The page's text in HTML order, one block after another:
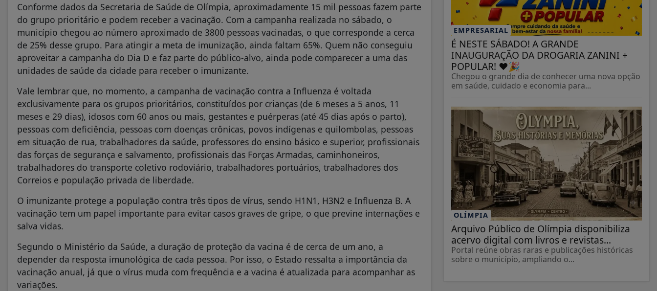
Conforme dados da Secretaria de Saúde de Olímpia, aproximadamente 15 mil pessoas fazem parte
do grupo prioritário e podem receber a vacinação. Com a campanha realizada no sábado, o
município chegou ao número aproximado de 3800 pessoas vacinadas, o que corresponde a cerca
de 25% desse grupo. Para atingir a meta de imunização, ainda faltam 65%. Quem não conseguiu
aproveitar a campanha do Dia D e faz parte do público-alvo, ainda pode comparecer a uma das
unidades de saúde da cidade para receber o imunizante.
Vale lembrar que, no momento, a campanha de vacinação contra a Influenza é voltada
exclusivamente para os grupos prioritários, constituídos por crianças (de 6 meses a 5 anos, 11
meses e 29 dias), idosos com 60 anos ou mais, gestantes e puérperas (até 45 dias após o parto),
pessoas com deficiência, pessoas com doenças crônicas, povos indígenas e quilombolas, pessoas
em situação de rua, trabalhadores da saúde, professores do ensino básico e superior, profissionais
das forças de segurança e salvamento, profissionais das Forças Armadas, caminhoneiros,
trabalhadores do transporte coletivo rodoviário, trabalhadores portuários, trabalhadores dos
Correios e população privada de liberdade.
O imunizante protege a população contra três tipos de vírus, sendo H1N1, H3N2 e Influenza B. A
vacinação tem um papel importante para evitar casos graves de gripe, o que previne internações e
salva vidas.
Segundo o Ministério da Saúde, a duração de proteção da vacina é de cerca de um ano, a
depender da resposta imunológica de cada pessoa. Por isso, o Estado ressalta a importância da
vacinação anual, já que o vírus muda com frequência e a vacina é atualizada para acompanhar as
variações.
EMPRESARIAL
É NESTE SÁBADO! A GRANDE
INAUGURAÇÃO DA DROGARIA ZANINI +
POPULAR! ❤️🎉
Chegou o grande dia de conhecer uma nova opção
em saúde, cuidado e economia para...
OLÍMPIA
Arquivo Público de Olímpia disponibiliza
acervo digital com livros e revistas...
Portal reúne obras raras e publicações históricas
sobre o município, ampliando o...